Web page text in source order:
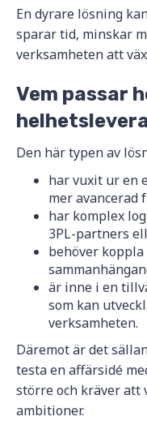
En dyrare lösning
sparar tid, minskar
verksamheten att
Vem passar
Den här typen av
har vuxit ur en
mer
har komplex
3PL-partners
behöver
är inne i en
som kan
verksamheten.
Däremot är det
testa en affärsidé
större och kräver att
ambitioner.